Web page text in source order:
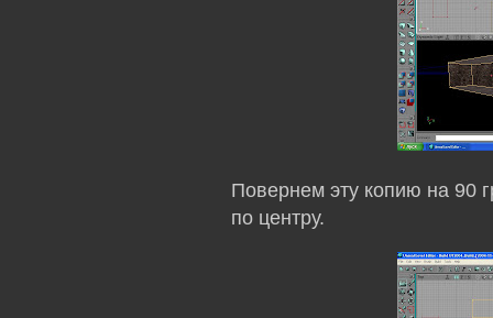
Повернем эту копию на 90
по центру.